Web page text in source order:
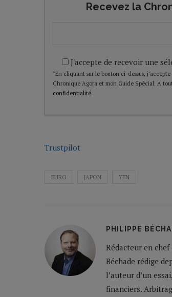
Recevez la
J'accepte de recevoir une
*En cliquant sur le bouton ci-dessus,
Chronique Agora et mon Guide Spécial. A
confidentialité.
Trustpilot
EURO JAPON YEN
PHILIPPE
Rédacteur en
Béchade rédige
l’auteur d’un
financiers.